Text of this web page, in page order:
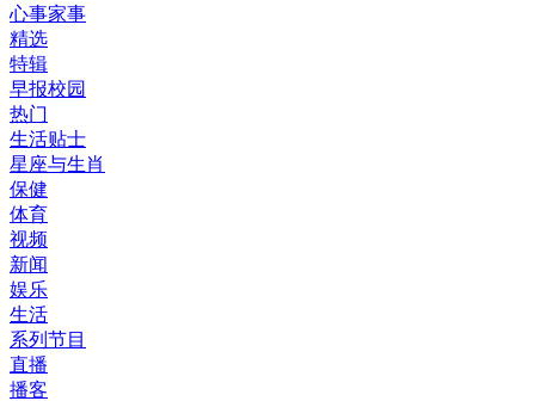
心事家事
精选
特辑
早报校园
热门
生活贴士
星座与生肖
保健
体育
视频
新闻
娱乐
生活
系列节目
直播
播客